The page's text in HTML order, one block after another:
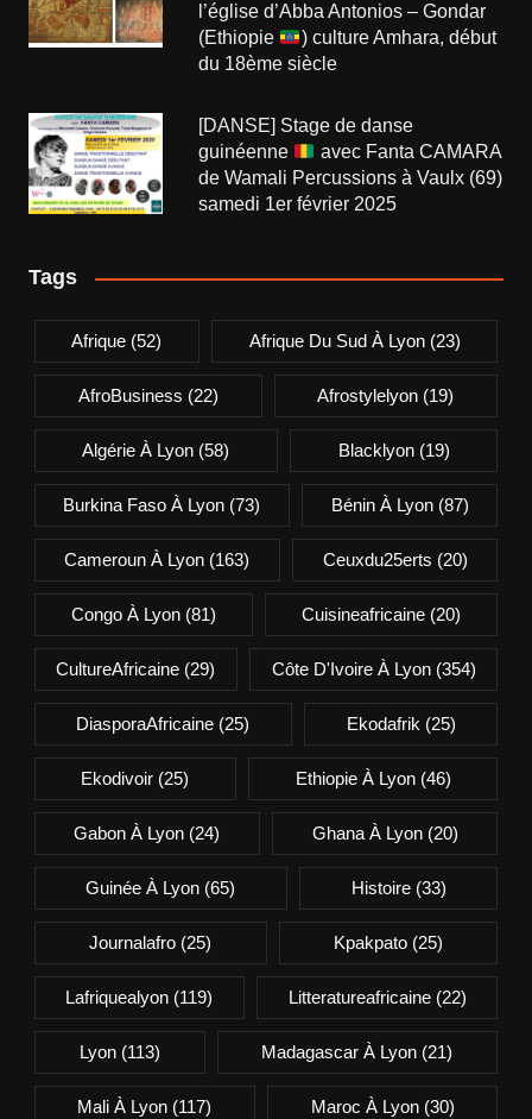
l’église d’Abba Antonios – Gondar
(Ethiopie
) culture Amhara, début
du 18ème siècle
[DANSE] Stage de danse
guinéenne
avec Fanta CAMARA
de Wamali Percussions à Vaulx (69)
samedi 1er février 2025
Tags
Afrique (52) Afrique Du Sud À Lyon(23)
AfroBusiness (22) Afrostylelyon (19)
Algérie À Lyon (58) Blacklyon(19)
Burkina Faso À Lyon (73) Bénin À Lyon(87)
Cameroun À Lyon (163) Ceuxdu25erts (20)
Congo À Lyon(81) Cuisineafricaine (20)
CultureAfricaine (29) Côte D'Ivoire À Lyon(354)
DiasporaAfricaine (25) Ekodafrik (25)
Ekodivoir (25) Ethiopie À Lyon(46)
Gabon À Lyon (24) Ghana À Lyon(20)
Guinée À Lyon (65) Histoire(33)
Journalafro (25) Kpakpato(25)
Lafriquealyon (119) Litteratureafricaine(22)
Lyon(113) Madagascar À Lyon (21)
Mali À Lyon (117) Maroc À Lyon(30)